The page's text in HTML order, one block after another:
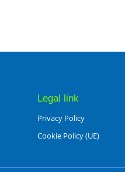
Legal link
Privacy Policy
Cookie Policy (UE)